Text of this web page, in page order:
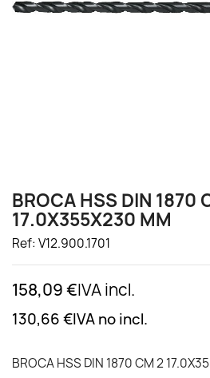
BROCA HSS DIN 1870
17.0X355X230 MM
Ref: V12.900.1701
158,09 €IVA incl.
130,66 €IVA no incl.
BROCA HSS DIN 1870 CM 2